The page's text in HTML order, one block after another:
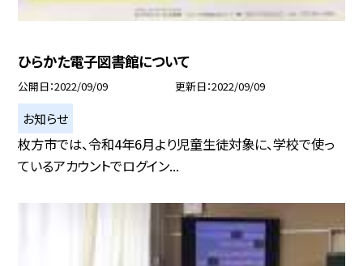
ひらかた電子図書館について
公開日 2022/09/09 更新日 2022/09/09
お知らせ
枚方市では、令和4年6月より児童生徒対象に、学校で使っ
ているアカウントでログイン...